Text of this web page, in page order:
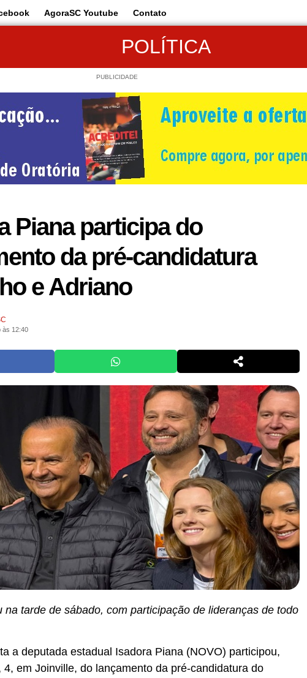
AgoraSC Youtube Contato
POLÍTICA
PUBLICIDADE
Piana participa do
da pré-candidatura
e Adriano
às 12:40
na tarde de sábado, com participação de lideranças de todo
a deputada estadual Isadora Piana (NOVO) participou,
4, em Joinville, do lançamento da pré-candidatura do